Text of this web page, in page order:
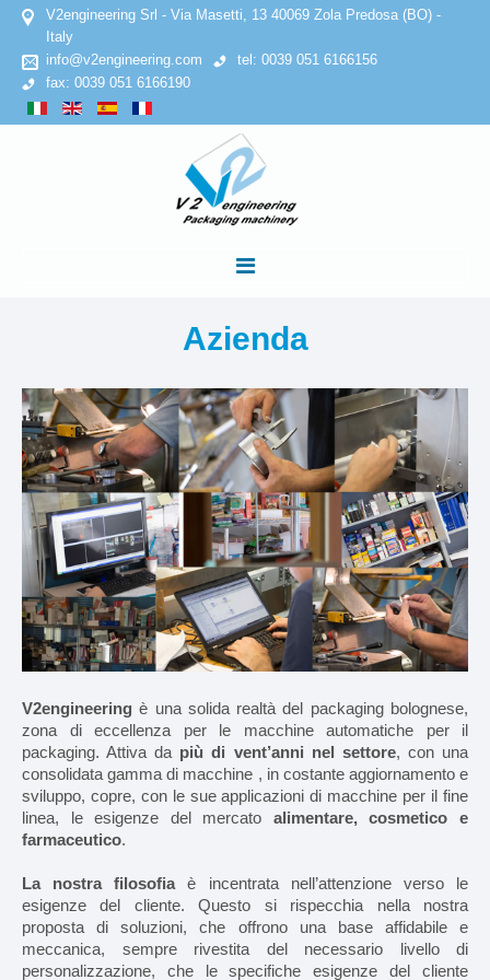
V2engineering Srl - Via Masetti, 13 40069 Zola Predosa (BO) -
Italy
info@v2engineering.com
tel: 0039 051 6166156
fax: 0039 051 6166190
Privacy Policy
Cookies Policy
MACCHINE
Ricerca per macchinario
Ricerca per tipologia prodotto
Astucciatrici orizzontali
Astucciatrici verticali
Formatrici / Chiuditrici
Tray packer
Incartonatrici
Cellofanatrici
Azienda
V2engineering è una solida realtà del packaging bolognese,
zona di eccellenza per le macchine automatiche per il
packaging. Attiva da più di vent’anni nel settore, con una
consolidata gamma di macchine , in costante aggiornamento e
sviluppo, copre, con le sue applicazioni di macchine per il fine
linea, le esigenze del mercato alimentare, cosmetico e
farmaceutico.
La nostra filosofiaè incentrata nell’attenzione verso le
esigenze del cliente. Questo si rispecchia nella nostra
proposta di soluzioni, che offrono una base affidabile e
meccanica, sempre rivestita del necessario livello di
personalizzazione, che le specifiche esigenze del cliente